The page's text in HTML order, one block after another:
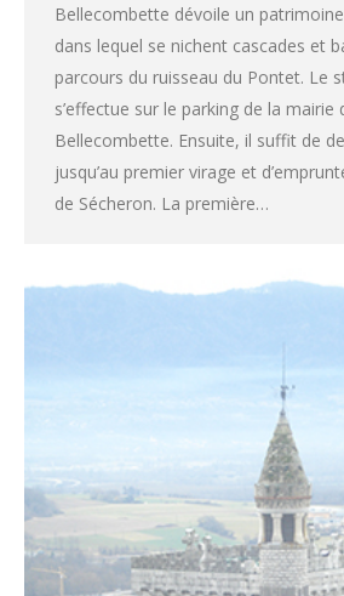
Bellecombette dévoile un
dans lequel se nichent cascades et
parcours du ruisseau du Pontet. Le
s’effectue sur le parking de la mairie
Bellecombette. Ensuite, il suffit de
jusqu’au premier virage et
de Sécheron. La première…